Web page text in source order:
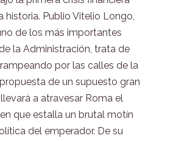
historia. Publio Vitelio Longo,
de los más importantes
la Administración, trata de
por las calles de la
de un supuesto gran
a atravesar Roma el
que estalla un brutal motín
del emperador. De su